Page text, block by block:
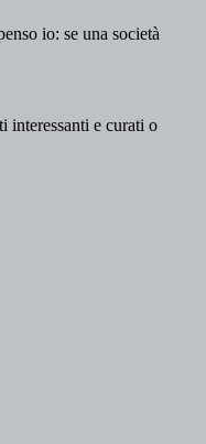
interessanti e curati o